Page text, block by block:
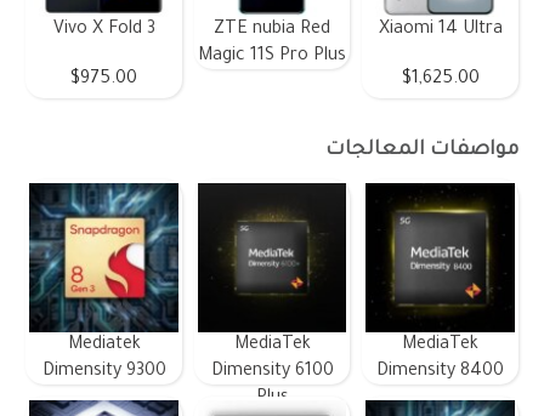
Xiaomi 14 Ultra
$1,625.00
ZTE nubia Red
Magic 11S Pro Plus
Vivo X Fold 3
$975.00
مواصفات المعالجات
MediaTek
Dimensity 8400
MediaTek
Dimensity 6100
Plus
Mediatek
Dimensity 9300